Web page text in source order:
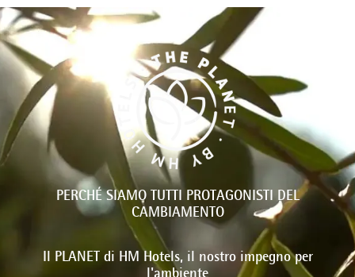
PERCHÉ SIAMO TUTTI PROTAGONISTI DEL
CAMBIAMENTO
Il PLANET di HM Hotels, il nostro impegno per